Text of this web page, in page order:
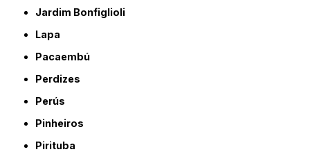
Jardim Bonfiglioli
Lapa
Pacaembú
Perdizes
Perús
Pinheiros
Pirituba